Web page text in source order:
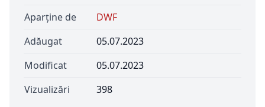
Aparține de
DWF
Adăugat
05.07.2023
Modificat
05.07.2023
Vizualizări
398